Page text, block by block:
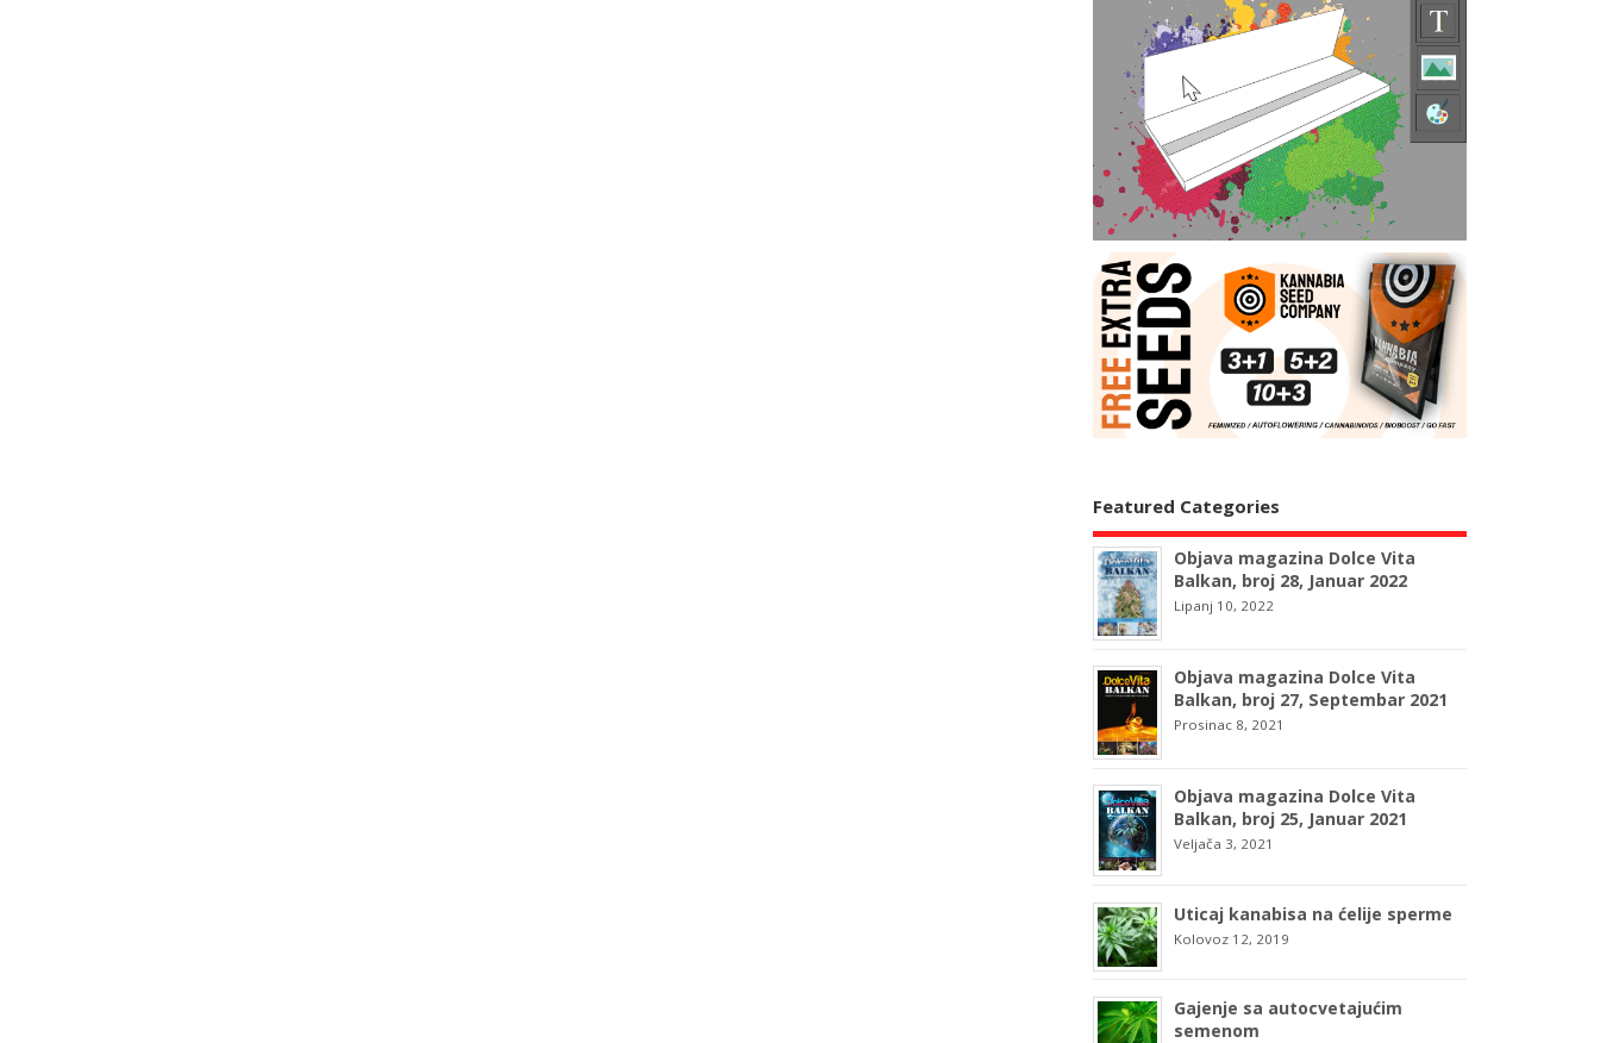
Featured Categories
Objava magazina Dolce Vita
Balkan, broj 28, Januar 2022
Lipanj 10, 2022
Objava magazina Dolce Vita
Balkan, broj 27, Septembar 2021
Prosinac 8, 2021
Objava magazina Dolce Vita
Balkan, broj 25, Januar 2021
Veljača 3, 2021
Uticaj kanabisa na ćelije sperme
Kolovoz 12, 2019
Gajenje sa autocvetajućim
semenom